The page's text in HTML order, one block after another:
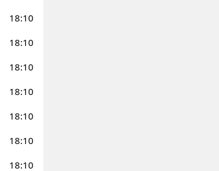
18:10
18:10
18:10
18:10
18:10
18:10
18:10